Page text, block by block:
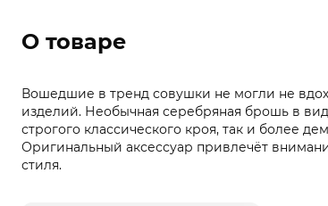
О товаре
Вошедшие в тренд совушки не могли не
изделий. Необычная серебряная брошь в
строгого классического кроя, так и более
Оригинальный аксессуар привлечёт
стиля.